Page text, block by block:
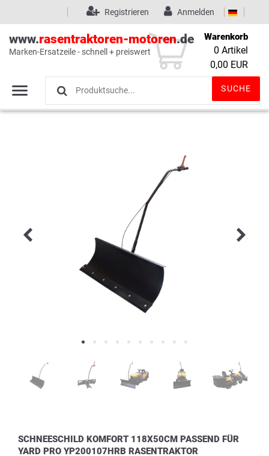
Wunschliste (0)
Anmelden
Registrieren
www.rasentraktoren-motoren.de
Marken-Ersatzeile - schnell + preiswert
SUCHE
Warenkorb
0 Artikel
0,00 EUR
SCHNEESCHILD KOMFORT 118X50CM PASSEND FÜR
YARD PRO YP200107HRB RASENTRAKTOR